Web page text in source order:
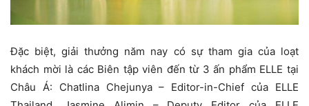
Đặc biệt, giải thưởng năm nay có sự tham gia của loạt
khách mời là các Biên tập viên đến từ 3 ấn phẩm ELLE tại
Châu Á: Chatlina Chejunya – Editor-in-Chief của ELLE